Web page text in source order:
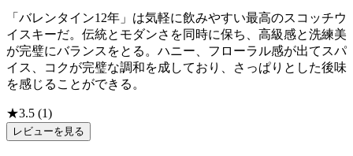
「バレンタイン12年」は気軽に飲みやすい最高のスコッチウ
イスキーだ。伝統とモダンさを同時に保ち、高級感と洗練美
が完璧にバランスをとる。ハニー、フローラル感が出てスパ
イス、コクが完璧な調和を成しており、さっぱりとした後味
を感じることができる。
★3.5 (1)
レビューを見る